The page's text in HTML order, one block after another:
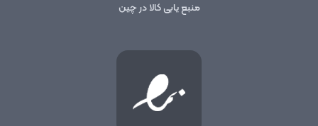
منبع یابی کالا در چین